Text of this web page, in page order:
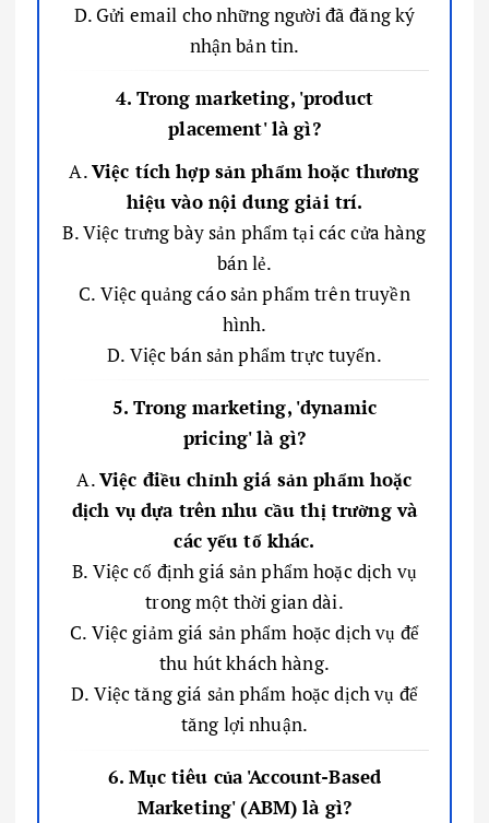
D. Gửi email cho những người đã đăng ký
nhận bản tin.
4. Trong marketing, 'product
placement' là gì?
A.Việc tích hợp sản phẩm hoặc thương
hiệu vào nội dung giải trí.
B. Việc trưng bày sản phẩm tại các cửa hàng
bán lẻ.
C. Việc quảng cáo sản phẩm trên truyền
hình.
D. Việc bán sản phẩm trực tuyến.
5. Trong marketing, 'dynamic
pricing' là gì?
A.Việc điều chỉnh giá sản phẩm hoặc
dịch vụ dựa trên nhu cầu thị trường và
các yếu tố khác.
B. Việc cố định giá sản phẩm hoặc dịch vụ
trong một thời gian dài.
C. Việc giảm giá sản phẩm hoặc dịch vụ để
thu hút khách hàng.
D. Việc tăng giá sản phẩm hoặc dịch vụ để
tăng lợi nhuận.
6. Mục tiêu của 'Account-Based
Marketing' (ABM) là gì?